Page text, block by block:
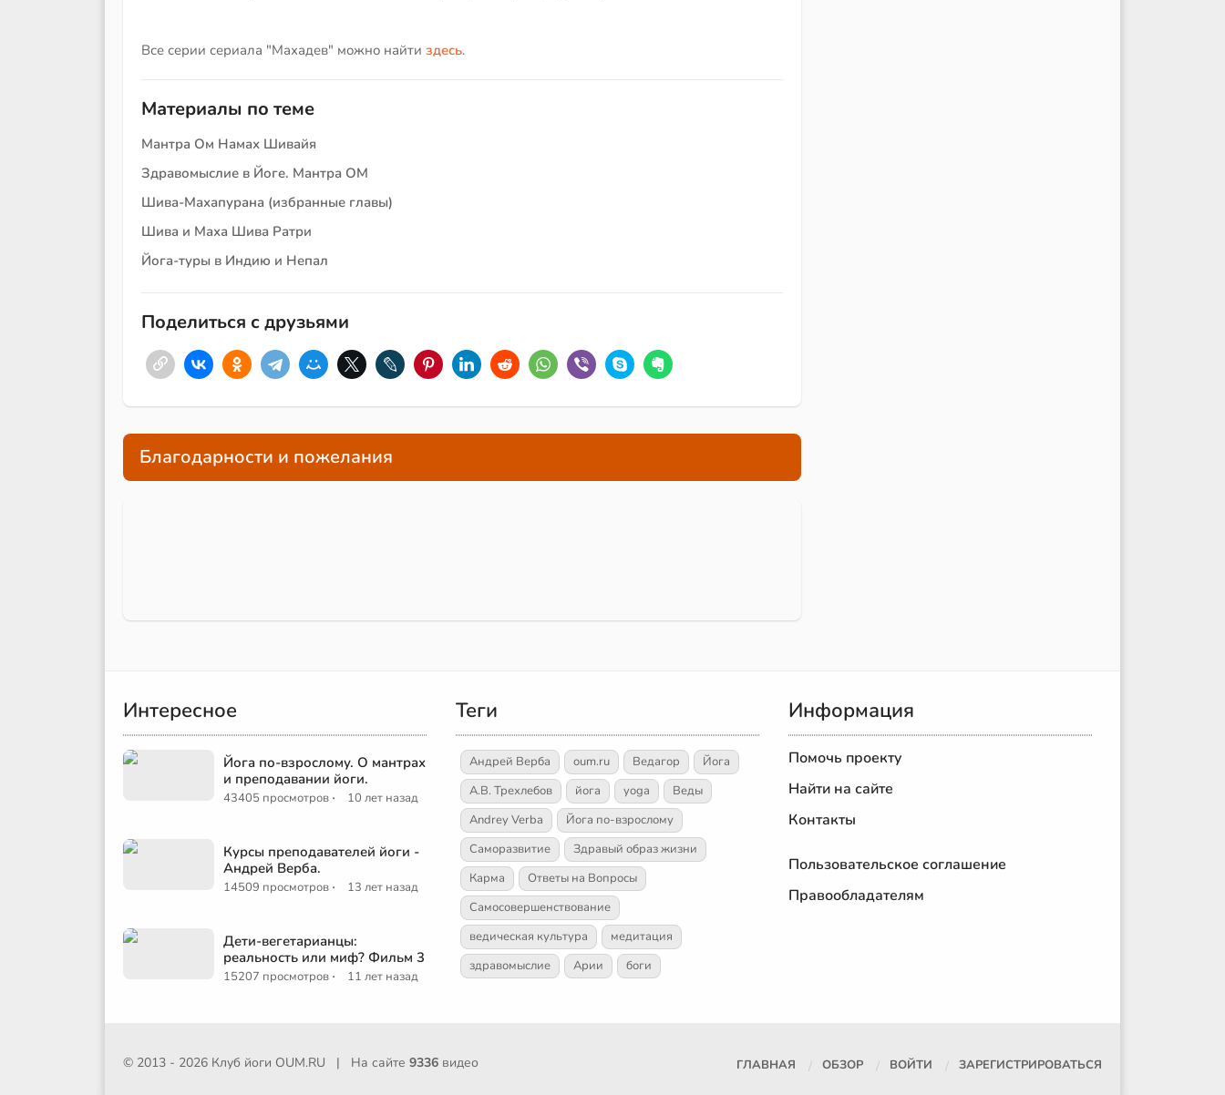
Все серии сериала "Махадев" можно найти здесь.
Материалы по теме
Мантра Ом Намах Шивайя
Здравомыслие в Йоге. Мантра ОМ
Шива-Махапурана (избранные главы)
Шива и Маха Шива Ратри
Йога-туры в Индию и Непал
Поделиться с друзьями
Благодарности и пожелания
Интересное
Йога по-взрослому. О мантрах
и преподавании йоги.
43405 просмотров · 10 лет назад
Курсы преподавателей йоги -
Андрей Верба.
14509 просмотров · 13 лет назад
Дети-вегетарианцы:
реальность или миф? Фильм 3
15207 просмотров · 11 лет назад
Теги
Андрей Верба oum.ru Ведагор
Йога
А.В. Трехлебов
йога yoga
Веды
Andrey Verba
Йога по-взрослому
Саморазвитие
Здравый образ жизни
Карма
Ответы на Вопросы
Самосовершенствование
ведическая культура
медитация
здравомыслие
Арии боги
Информация
Помочь проекту
Найти на сайте
Контакты
Пользовательское соглашение
Правообладателям
ГЛАВНАЯ ОБЗОР ВОЙТИ ЗАРЕГИСТРИРОВАТЬСЯ
© 2013 - 2026 Клуб йоги OUM.RU | На сайте 9336 видео